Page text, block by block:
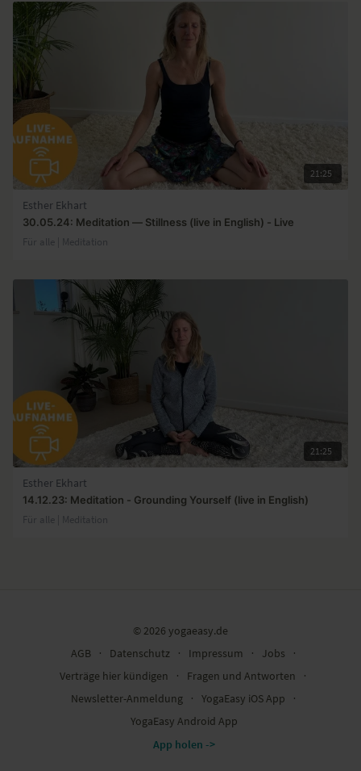
21:25
Esther Ekhart
30.05.24: Meditation — Stillness (live in English) - Live
Für alle | Meditation
21:25
Esther Ekhart
14.12.23: Meditation - Grounding Yourself (live in English)
Für alle | Meditation
© 2026 yogaeasy.de
AGB
∙ Datenschutz ∙ Impressum ∙ Jobs
∙
Verträge hier kündigen
∙ Fragen und Antworten
∙
Newsletter-Anmeldung
∙ YogaEasy iOS App
∙
YogaEasy Android App
App holen ->